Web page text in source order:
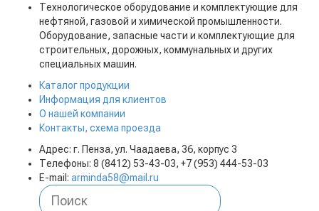
Технологическое оборудование и комплектующие для
нефтяной, газовой и химической промышленности.
Оборудование, запасные части и комплектующие для
строительных, дорожных, коммунальных и других
специальных машин.
Каталог продукции
Информация для клиентов
О нашей компании
Контакты, схема проезда
Адрес: г. Пенза, ул. Чаадаева, 36, корпус 3
Телефоны: 8 (8412) 53-43-03, +7 (953) 444-53-03
E-mail: arminda58@mail.ru